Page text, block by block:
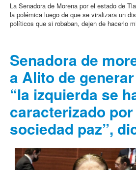
La Senadora de Morena por el estado de
la polémica luego de que se viralizara un
políticos que si robaban, dejen de hacerlo
Senadora de
a Alito de
“la izquierda se
caracterizado
sociedad paz”,